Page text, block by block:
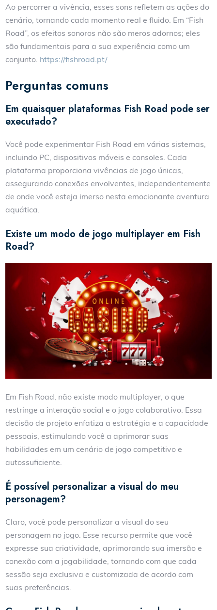
Ao percorrer a vivência, esses sons refletem as ações do
cenário, tornando cada momento real e fluido. Em “Fish
Road”, os efeitos sonoros não são meros adornos; eles
são fundamentais para a sua experiência como um
conjunto. https://fishroad.pt/
Perguntas comuns
Em quaisquer plataformas Fish Road pode ser
executado?
Você pode experimentar Fish Road em várias sistemas,
incluindo PC, dispositivos móveis e consoles. Cada
plataforma proporciona vivências de jogo únicas,
assegurando conexões envolventes, independentemente
de onde você esteja imerso nesta emocionante aventura
aquática.
Existe um modo de jogo multiplayer em Fish
Road?
Em Fish Road, não existe modo multiplayer, o que
restringe a interação social e o jogo colaborativo. Essa
decisão de projeto enfatiza a estratégia e a capacidade
pessoais, estimulando você a aprimorar suas
habilidades em um cenário de jogo competitivo e
autossuficiente.
É possível personalizar a visual do meu
personagem?
Claro, você pode personalizar a visual do seu
personagem no jogo. Esse recurso permite que você
expresse sua criatividade, aprimorando sua imersão e
conexão com a jogabilidade, tornando com que cada
sessão seja exclusiva e customizada de acordo com
suas preferências.